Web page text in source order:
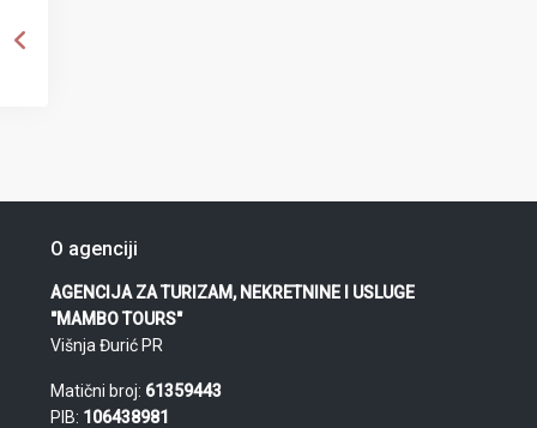
O agenciji
AGENCIJA ZA TURIZAM, NEKRETNINE I USLUGE
"MAMBO TOURS"
Višnja Đurić PR
Matični broj: 61359443
PIB: 106438981